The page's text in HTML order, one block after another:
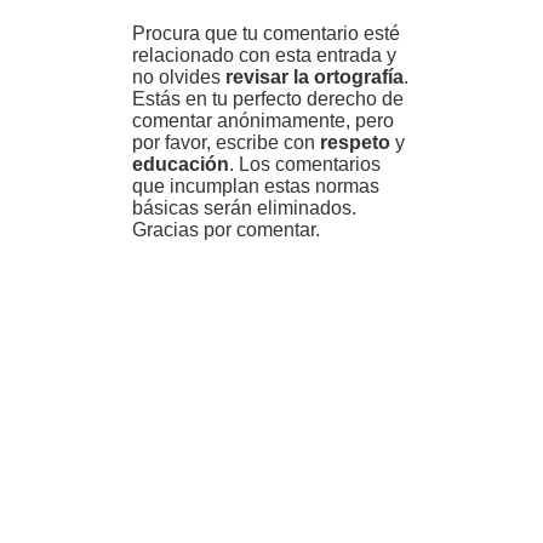
Procura que tu comentario esté
relacionado con esta entrada y
no olvides revisar la ortografía.
Estás en tu perfecto derecho de
comentar anónimamente, pero
por favor, escribe con respeto y
educación. Los comentarios
que incumplan estas normas
básicas serán eliminados.
Gracias por comentar.